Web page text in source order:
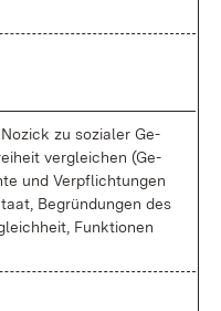
zu so­zia­ler Ge­
ver­glei­chen (Ge­
und Ver­pflich­tun­gen
Be­grün­dun­gen des
Funk­tio­nen